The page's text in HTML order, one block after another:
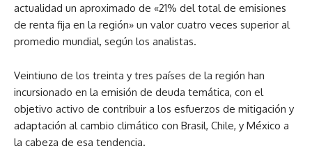
actualidad un aproximado de «21% del total de emisiones
de renta fija en la región» un valor cuatro veces superior al
promedio mundial, según los analistas.
Veintiuno de los treinta y tres países de la región han
incursionado en la emisión de deuda temática, con el
objetivo activo de contribuir a los esfuerzos de mitigación y
adaptación al cambio climático con Brasil, Chile, y México a
la cabeza de esa tendencia.